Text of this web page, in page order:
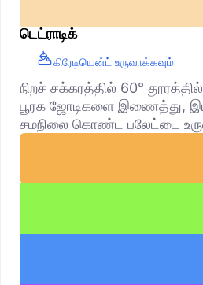
டெட்ராடிக்
கிரேடியென்ட் உருவாக்கவும்
நிறச் சக்கரத்தில் 60°
பூரக ஜோடிகளை இணைத்து,
சமநிலை கொண்ட பலேட்டை